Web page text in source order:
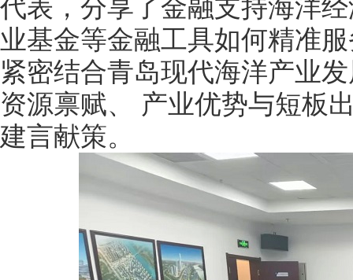
代表，分享了金融支持海洋
业基金等金融工具如何精准
紧密结合青岛现代海洋产业
资源禀赋、 产业优势与短板
建言献策。